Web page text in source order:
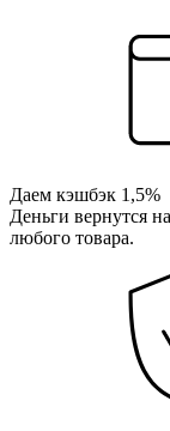
Даем кэшбэк 1,5%
Деньги вернутся
любого товара.